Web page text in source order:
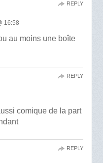
16:58
au moins une boîte
REPLY
comique de la part
REPLY
REPLY